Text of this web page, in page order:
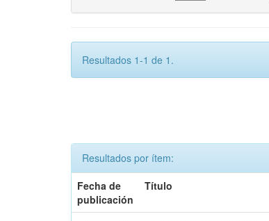
Resultados 1-1 de 1.
Resultados por ítem:
Fecha de
publicación
Título